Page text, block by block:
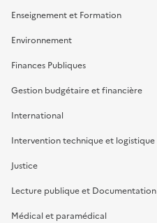
Enseignement et Formation
Environnement
Finances Publiques
Gestion budgétaire et financière
International
Intervention technique et logistique
Justice
Lecture publique et Documentation
Médical et paramédical